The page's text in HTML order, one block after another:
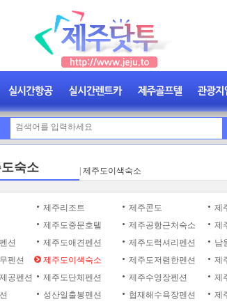
숙소 제주도이색숙소
제주리조트 제주콘도
제
제주도중문호텔 제주공항근처숙소
제
션 제주도애견펜션 제주도럭셔리펜션
남
펜션 제주도이색숙소 제주도저렴한펜션
제
공펜션 제주도단체펜션 제주수영장펜션
제
성산일출봉펜션 협재해수욕장펜션
제